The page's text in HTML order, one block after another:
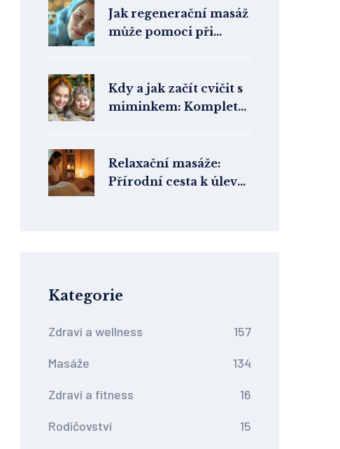
Jak regenerační masáž
může pomoci při
Kdy a jak začít cvičit s
miminkem: Kompletní
Relaxační masáže:
Přírodní cesta k úlevě
Kategorie
Zdraví a wellness 157
Masáže 134
Zdraví a fitness 16
Rodičovství 15